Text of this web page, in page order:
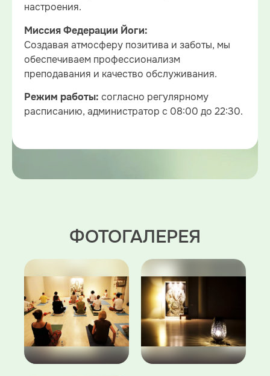
настроения.
Миссия Федерации Йоги:
Создавая атмосферу позитива и заботы, мы
обеспечиваем профессионализм
преподавания и качество обслуживания.
Режим работы: согласно регулярному
расписанию, администратор с 08:00 до 22:30.
ФОТОГАЛЕРЕЯ